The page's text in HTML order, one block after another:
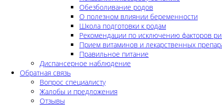
Обезболивание родов
О полезном влиянии беременности
Школа подготовки к родам
Рекомендации по исключению факторов
Прием витаминов и лекарственных
Правильное питание
Диспансерное наблюдение
Обратная связь
Вопрос специалисту
Жалобы и предложения
Отзывы